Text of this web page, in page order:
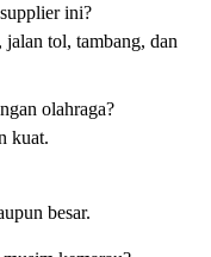
ini?
tol, tambang, dan
olahraga?
kuat.
besar.